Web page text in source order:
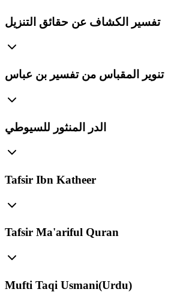
تفسير الكشاف عن حقائق التنزيل
تنوير المقباس من تفسير بن عباس
الدر المنثور للسيوطي
Tafsir Ibn Katheer
Tafsir Ma'ariful Quran
Mufti Taqi Usmani(Urdu)